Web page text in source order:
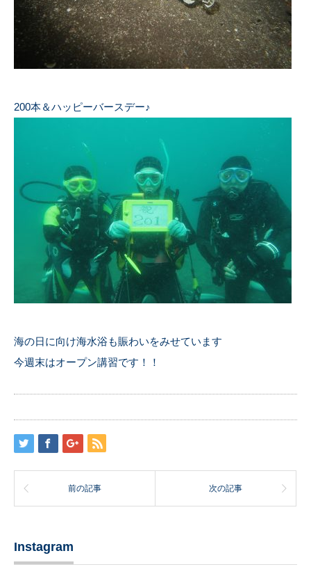
200本＆ハッピーバースデー♪
海の日に向け海水浴も賑わいをみせています
今週末はオープン講習です！！
前の記事 次の記事
Instagram